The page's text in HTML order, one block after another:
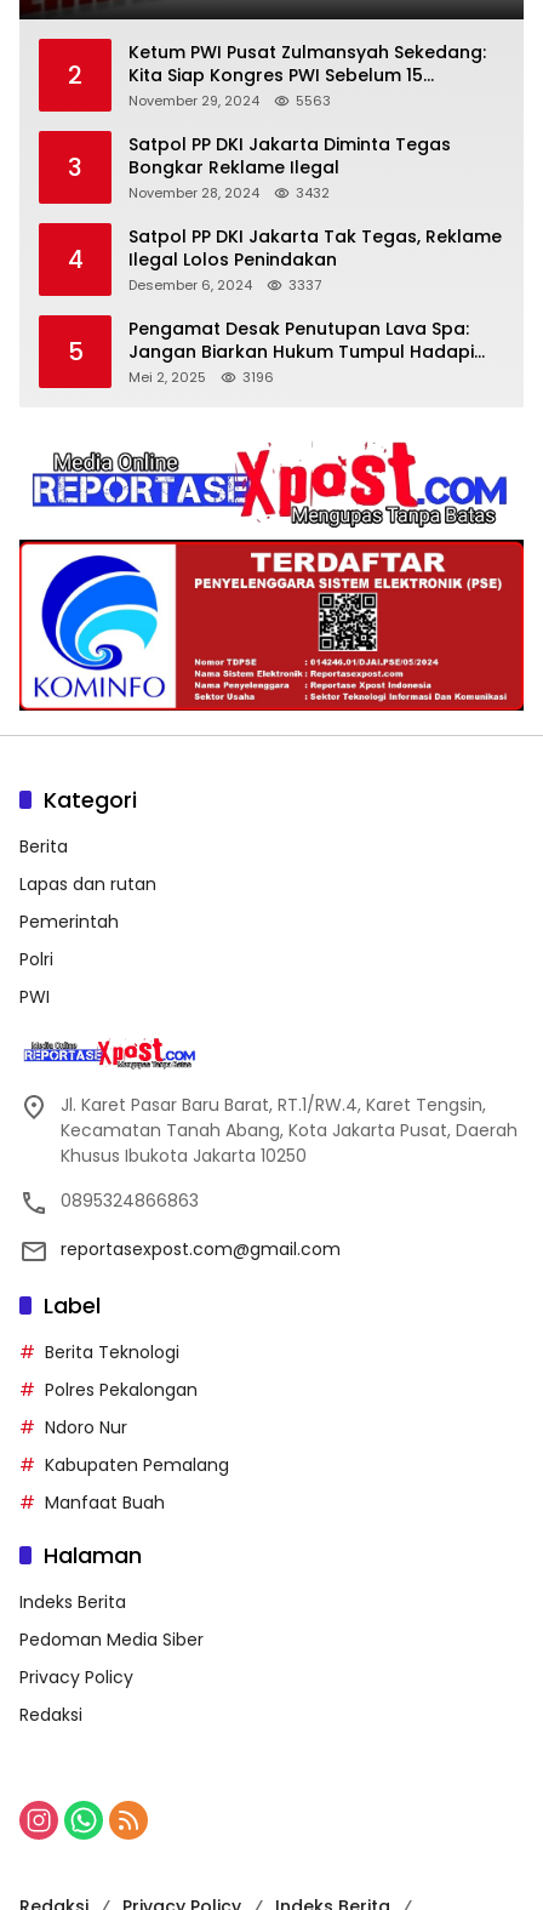
2
Ketum PWI Pusat Zulmansyah Sekedang:
Kita Siap Kongres PWI Sebelum 15
Desember 2024
November 29, 2024 5563
3
Satpol PP DKI Jakarta Diminta Tegas
Bongkar Reklame Ilegal
November 28, 2024 3432
4
Satpol PP DKI Jakarta Tak Tegas, Reklame
Ilegal Lolos Penindakan
Desember 6, 2024 3337
5
Pengamat Desak Penutupan Lava Spa:
Jangan Biarkan Hukum Tumpul Hadapi
‘Spa Berkedok
Mei 2, 2025 3196
Kategori
Berita
Lapas dan rutan
Pemerintah
Polri
PWI
Jl. Karet Pasar Baru Barat, RT.1/RW.4, Karet Tengsin,
Kecamatan Tanah Abang, Kota Jakarta Pusat, Daerah
Khusus Ibukota Jakarta 10250
0895324866863
reportasexpost.com@gmail.com
Label
Berita Teknologi
Polres Pekalongan
Ndoro Nur
Kabupaten Pemalang
Manfaat Buah
Halaman
Indeks Berita
Pedoman Media Siber
Privacy Policy
Redaksi